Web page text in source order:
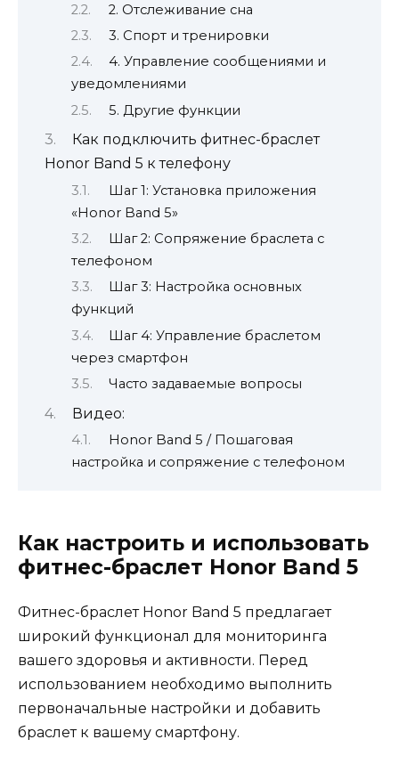
2. Отслеживание сна
3. Спорт и тренировки
4. Управление сообщениями и
уведомлениями
5. Другие функции
Как подключить фитнес-браслет
Honor Band 5 к телефону
Шаг 1: Установка приложения
«Honor Band 5»
Шаг 2: Сопряжение браслета с
телефоном
Шаг 3: Настройка основных
функций
Шаг 4: Управление браслетом
через смартфон
Часто задаваемые вопросы
Видео:
Honor Band 5 / Пошаговая
настройка и сопряжение с телефоном
Как настроить и использовать
фитнес-браслет Honor Band 5
Фитнес-браслет Honor Band 5 предлагает
широкий функционал для мониторинга
вашего здоровья и активности. Перед
использованием необходимо выполнить
первоначальные настройки и добавить
браслет к вашему смартфону.